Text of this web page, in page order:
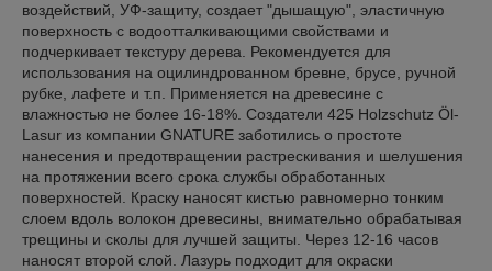
воздействий, УФ-защиту, создает "дышащую", эластичную
поверхность с водоотталкивающими свойствами и
подчеркивает текстуру дерева. Рекомендуется для
использования на оцилиндрованном бревне, брусе, ручной
рубке, лафете и т.п. Применяется на древесине с
влажностью не более 16-18%. Создатели 425 Holzschutz Öl-
Lasur из компании GNATURE заботились о простоте
нанесения и предотвращении растрескивания и шелушения
на протяжении всего срока службы обработанных
поверхностей. Краску наносят кистью равномерно тонким
слоем вдоль волокон древесины, внимательно обрабатывая
трещины и сколы для лучшей защиты. Через 12-16 часов
наносят второй слой. Лазурь подходит для окраски